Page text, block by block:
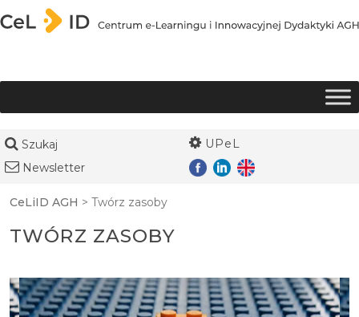
Przejdź do treści
Szukaj
UPeL
Newsletter
CeLiID AGH > Twórz zasoby
TWÓRZ ZASOBY